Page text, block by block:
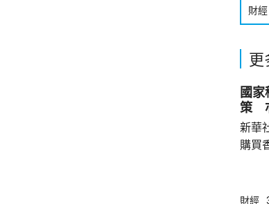
財經
更
國
策
新華
購買
行納
財經